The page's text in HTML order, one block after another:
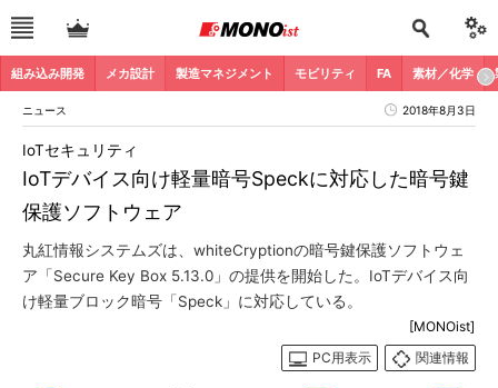
組み込み開発 メカ設計 製造マネジメント モビリティ FA 素材／化学
ニュース 2018年8月3日
IoTデバイス向け軽量暗号Speckに対応した暗号鍵
保護ソフトウェア
IoTセキュリティ
丸紅情報システムズは、whiteCryptionの暗号鍵保護ソフトウェ
ア「Secure Key Box 5.13.0」の提供を開始した。IoTデバイス向
け軽量ブロック暗号「Speck」に対応している。
[MONOist]
PC用表示
関連情報